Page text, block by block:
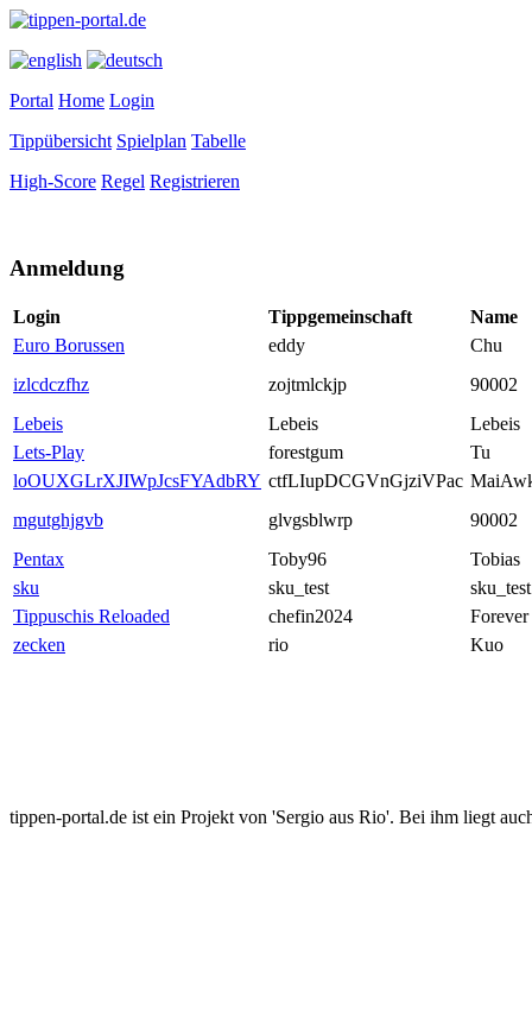
Portal Home Login
Tippübersicht Spielplan Tabelle
High-Score Regel Registrieren
Anmeldung
Login Tippgemeinschaft
Name
Euro Borussen
eddy
Chu
izlcdczfhz
zojtmlckjp
90002
Lebeis
Lebeis
Lebeis
Lets-Play
forestgum
Tu
loOUXGLrXJIWpJcsFYAdbRY ctfLIupDCGVnGjziVPac
mgutghjgvb
glvgsblwrp
90002
Pentax
Toby96
Tobias
sku
sku_test
sku_test
Tippuschis Reloaded
chefin2024
Forever
zecken
rio Kuo
tippen-portal.de ist ein Projekt von 'Sergio aus Rio'. Bei ihm liegt